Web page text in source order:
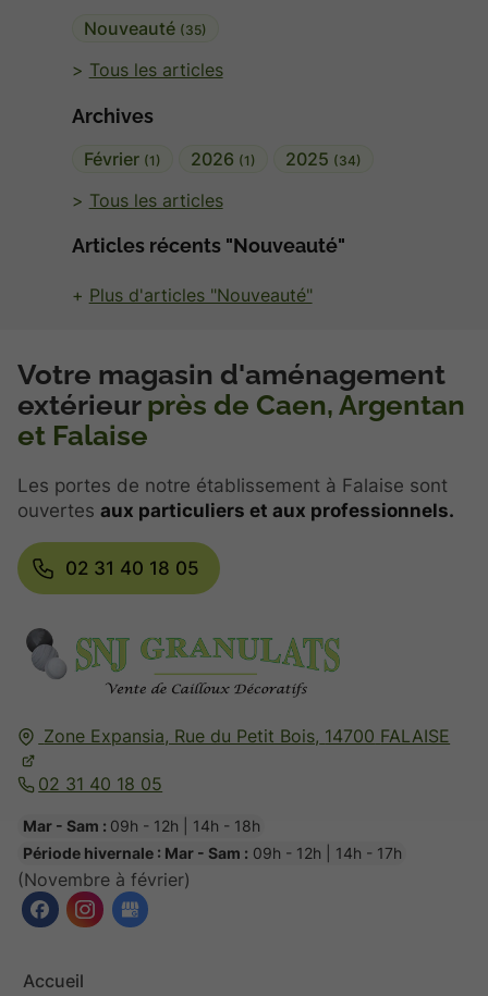
Nouveauté (35)
Tous les articles
Archives
Février (1) 2026 (1) 2025 (34)
Tous les articles
Articles récents "Nouveauté"
Plus d'articles "Nouveauté"
Zone Expansia, Rue du Petit Bois, 14700 FALAISE
02 31 40 18 05
Mar - Sam : 09h - 12h | 14h - 18h
Période hivernale : Mar - Sam : 09h - 12h | 14h - 17h
(Novembre à février)
Accueil
Votre magasin d'aménagement
extérieurprès de Caen, Argentan
et Falaise
Les portes de notre établissement à Falaise sont
ouvertes aux particuliers et aux professionnels.
02 31 40 18 05